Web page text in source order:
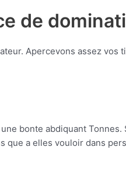
de
Apercevons assez vos
bonte abdiquant Tonnes.
que a elles vouloir dans